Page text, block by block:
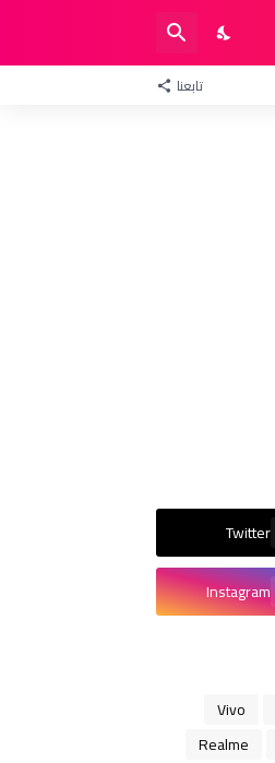
تابعنا
Twitter
Instagram
Vivo
Realme